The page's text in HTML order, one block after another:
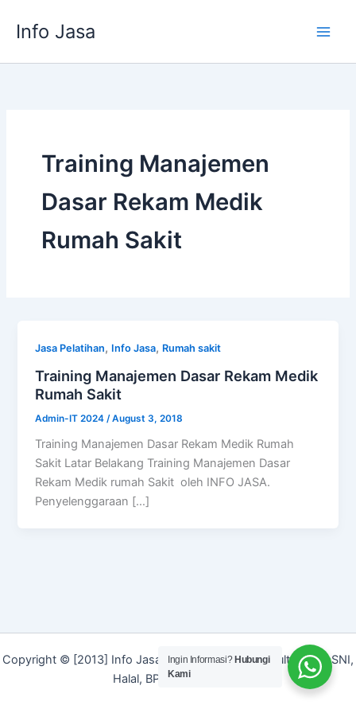
Info Jasa
Training Manajemen
Dasar Rekam Medik
Rumah Sakit
Jasa Pelatihan, Info Jasa, Rumah sakit
Training Manajemen Dasar Rekam Medik
Rumah Sakit
Admin-IT 2024 /August 3, 2018
Training Manajemen Dasar Rekam Medik Rumah
Sakit Latar Belakang Training Manajemen Dasar
Rekam Medik rumah Sakit oleh INFO JASA.
Penyelenggaraan […]
Copyright © [2013] Info Jasa | Layanan Jasa Konsultan ISO, SNI,
Halal, BPOM dan Merek]
Ingin Informasi? Hubungi
Kami